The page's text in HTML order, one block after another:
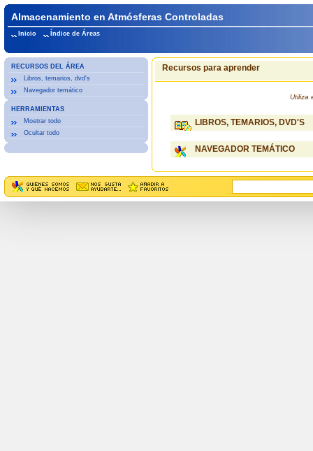
Almacenamiento en Atmósferas Controladas
Inicio Índice de Áreas
RECURSOS DEL ÁREA
Libros, temarios, dvd's
Navegador temático
HERRAMIENTAS
Mostrar todo
Ocultar todo
Recursos para aprender
Utiliza
LIBROS, TEMARIOS, DVD'S
NAVEGADOR TEMÁTICO